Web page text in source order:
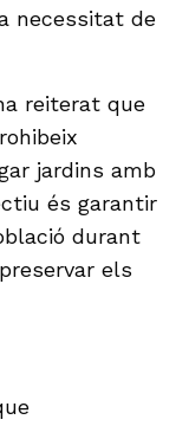
necessitat de
reiterat que
jardins amb
és garantir
durant
els